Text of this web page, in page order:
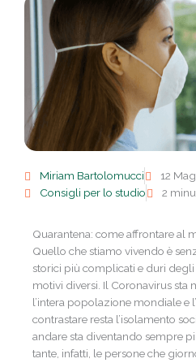
Miriam Bartolomucci
12
Consigli per lo studio
2
Quarantena: come affrontare al
Quello che stiamo vivendo è
storici più complicati e duri
motivi diversi. Il Coronavirus sta
l’intera popolazione mondiale e
contrastare resta l’isolamento
andare sta diventando sempre
tante, infatti, le persone che